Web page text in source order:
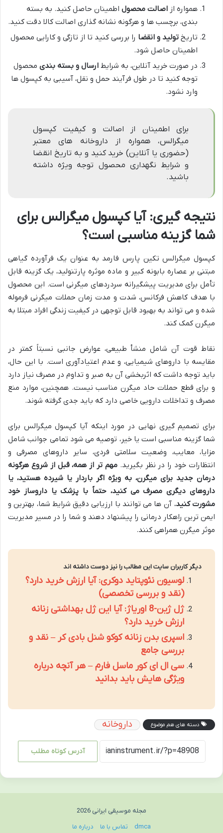
همواره از اصالت محصول اطمینان حاصل کنید. به بسته
بندی، برچسب ها و هرگونه نشانه گذاری اصالت کالا دقت کنید.
تاریخ تولید و انقضا را بررسی کنید تا از تازگی و کارایی محصول
اطمینان حاصل شود.
در صورت خرید آنلاین، به شرایط ارسال و بسته بندی محصول
توجه کنید تا در طول فرآیند حمل و نقل، آسیبی به کپسول ها
وارد نشود.
برای اطمینان از اصالت و کیفیت کپسول
میگرالس، همواره از داروخانه های معتبر
(حضوری یا آنلاین) خرید کنید و به تاریخ انقضا
و شرایط نگهداری محصول توجه ویژه داشته
باشید.
نتیجه گیری: آیا کپسول میگرالس برای
شما گزینه مناسبی است؟
کپسول میگرالس تکین پارس فارمد به عنوان یک فرآورده گیاهی
مبتنی بر عصاره بابونه کبیر و ماده موثره پارتنولید، یک گزینه قابل
تأمل برای مدیریت پیشگیرانه سردردهای میگرنی است. این محصول
با هدف کاهش فرکانس، شدت و مدت زمان حملات میگرنی فرموله
شده و می تواند به بهبود قابل توجهی در کیفیت زندگی افراد مبتلا به
میگرن کمک کند.
نقاط قوت آن شامل منشأ طبیعی، عوارض جانبی نسبتاً کمتر در
مقایسه با داروهای شیمیایی، و عدم اعتیادآوری است. با این حال،
باید توجه داشت که اثربخشی آن به صبر و تداوم در مصرف نیاز دارد
و برای قطع حملات حاد میگرن مناسب نیست. همچنین، موارد منع
مصرف و تداخلات دارویی خاصی دارد که باید جدی گرفته شوند.
برای تصمیم گیری نهایی در مورد اینکه آیا کپسول میگرالس برای
شما گزینه مناسبی است یا خیر، توصیه می شود تمامی جوانب شامل
مزایا، معایب، وضعیت سلامتی فردی، سایر داروهای مصرفی و
انتظارات خود را در نظر بگیرید.مهم تر از همه، قبل از شروع هرگونه
درمان جدید برای میگرن، به ویژه اگر باردار یا شیرده هستید، یا
داروهای دیگری مصرف می کنید، حتماً با پزشک یا داروساز خود
مشورت کنید. آن ها می توانند با ارزیابی دقیق شرایط شما، بهترین و
ایمن ترین راهکار درمانی را پیشنهاد دهند و شما را در مسیر مدیریت
موثر میگرن همراهی کنند.
دیگر کاربران سایت این مطالب را نیز دوست داشته اند
لوسیون نئوپتاید دوکری: آیا ارزش خرید دارد؟
(نقد و بررسی تخصصی)
ژل ژین-8 اوریاژ: آیا این ژل بهداشتی زنانه
ارزش خرید دارد؟
اسپری بدن زنانه کوکو شنل بادی کر – نقد و
بررسی جامع
سی ال ای کور ماسل فارم – هر آنچه درباره
ویژگی هایش باید بدانید
دسته های هم موضوع داروخانه
آدرس کوتاه مطلب
مجله موسیقی ایرانی 2026
dmca
تماس با ما درباره ما